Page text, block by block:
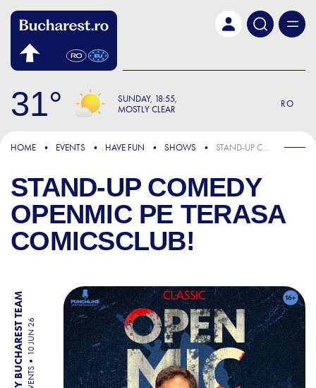
31 SUNDAY 18:55
MOSTLY CLEAR
RO
HOME EVENTS HAVE FUN SHOWS STAND-UP COMEDY OPENMIC PE TERASA COMICSCLUB!
STAND-UP COMEDY
OPENMIC PE TERASA
COMICSCLUB!
BY BUCHAREST TEAM EVENTS
10 JUN 26